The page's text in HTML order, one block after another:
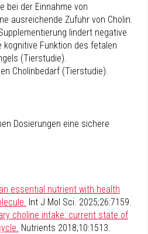
bei der Einnahme von
ausreichende Zufuhr von Cholin.
lindert negative
kognitive Funktion des fetalen
(Tierstudie).
Cholinbedarf (Tierstudie).
Dosierungen eine sichere
essential nutrient with health
Int J Mol Sci. 2025;26:7159.
choline intake: current state of
Nutrients 2018;10:1513.